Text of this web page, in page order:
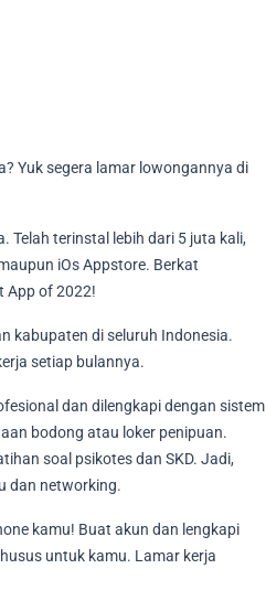
Yuk segera lamar lowongannya di
Telah terinstal lebih dari 5 juta kali,
iOs Appstore. Berkat
App of 2022!
kabupaten di seluruh Indonesia.
setiap bulannya.
dan dilengkapi dengan sistem
bodong atau loker penipuan.
soal psikotes dan SKD. Jadi,
dan networking.
kamu! Buat akun dan lengkapi
untuk kamu. Lamar kerja